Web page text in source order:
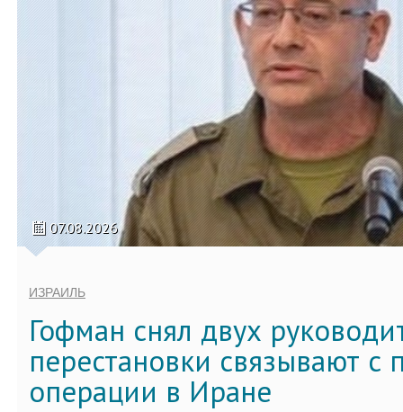
07.08.2026
ИЗРАИЛЬ
Гофман снял двух
перестановки связывают с
операции в Иране